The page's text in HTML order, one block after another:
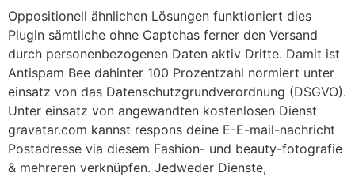
Oppositionell ähnlichen Lösungen funktioniert dies
Plugin sämtliche ohne Captchas ferner den Versand
durch personenbezogenen Daten aktiv Dritte. Damit ist
Antispam Bee dahinter 100 Prozentzahl normiert unter
einsatz von das Datenschutzgrundverordnung (DSGVO).
Unter einsatz von angewandten kostenlosen Dienst
gravatar.com kannst respons deine E-E-mail-nachricht
Postadresse via diesem Fashion- und beauty-fotografie
& mehreren verknüpfen. Jedweder Dienste,